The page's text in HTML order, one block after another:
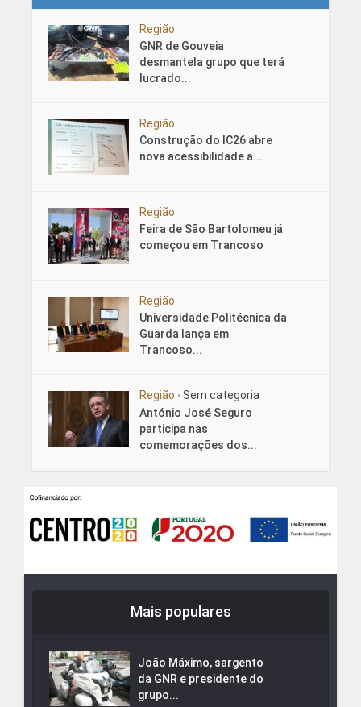
Região
GNR de Gouveia
desmantela grupo que terá
lucrado...
Região
Construção do IC26 abre
nova acessibilidade a...
Região
Feira de São Bartolomeu já
começou em Trancoso
Região
Universidade Politécnica da
Guarda lança em
Trancoso...
Região • Sem categoria
António José Seguro
participa nas
comemorações dos...
Mais populares
João Máximo, sargento
da GNR e presidente do
grupo...